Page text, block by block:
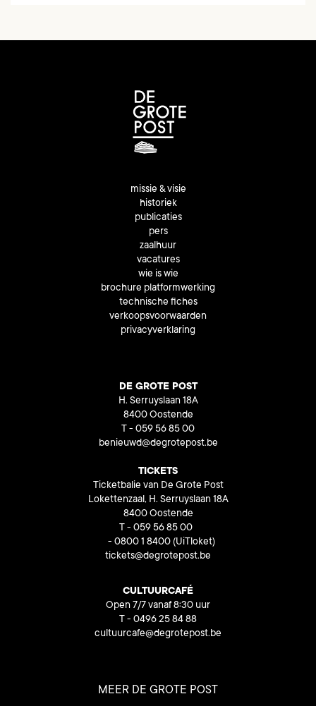
missie & visie
historiek
publicaties
pers
zaalhuur
vacatures
wie is wie
brochure platformwerking
technische fiches
verkoopsvoorwaarden
privacyverklaring
DE GROTE POST
H. Serruyslaan 18A
8400 Oostende
T - 059 56 85 00
benieuwd@degrotepost.be
TICKETS
Ticketbalie van De Grote Post
Lokettenzaal, H. Serruyslaan 18A
8400 Oostende
T - 059 56 85 00
- 0800 1 8400 (UiTloket)
tickets@degrotepost.be
CULTUURCAFÉ
Open 7/7 vanaf 8:30 uur
T - 0496 25 84 88
cultuurcafe@degrotepost.be
MEER DE GROTE POST